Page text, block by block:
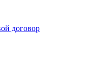
договор